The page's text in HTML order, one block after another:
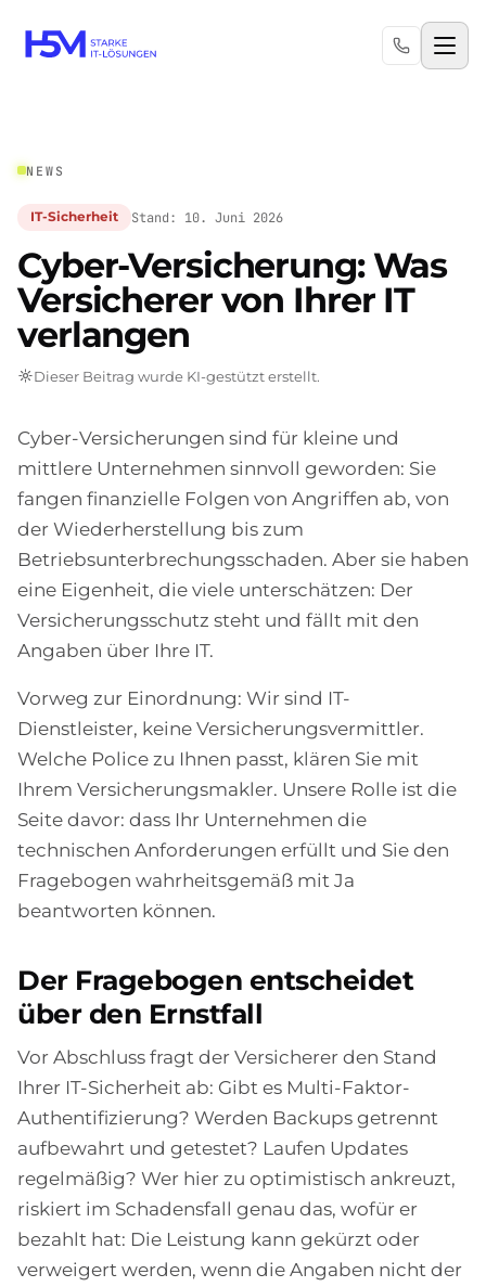
NEWS
IT-Sicherheit Stand: 10. Juni 2026
Cyber-Versicherung: Was
Versicherer von Ihrer IT
verlangen
Dieser Beitrag wurde KI-gestützt erstellt.
Cyber-Versicherungen sind für kleine und
mittlere Unternehmen sinnvoll geworden: Sie
fangen finanzielle Folgen von Angriffen ab, von
der Wiederherstellung bis zum
Betriebsunterbrechungsschaden. Aber sie haben
eine Eigenheit, die viele unterschätzen: Der
Versicherungsschutz steht und fällt mit den
Angaben über Ihre IT.
Vorweg zur Einordnung: Wir sind IT-
Dienstleister, keine Versicherungsvermittler.
Welche Police zu Ihnen passt, klären Sie mit
Ihrem Versicherungsmakler. Unsere Rolle ist die
Seite davor: dass Ihr Unternehmen die
technischen Anforderungen erfüllt und Sie den
Fragebogen wahrheitsgemäß mit Ja
beantworten können.
Der Fragebogen entscheidet
über den Ernstfall
Vor Abschluss fragt der Versicherer den Stand
Ihrer IT-Sicherheit ab: Gibt es Multi-Faktor-
Authentifizierung? Werden Backups getrennt
aufbewahrt und getestet? Laufen Updates
regelmäßig? Wer hier zu optimistisch ankreuzt,
riskiert im Schadensfall genau das, wofür er
bezahlt hat: Die Leistung kann gekürzt oder
verweigert werden, wenn die Angaben nicht der